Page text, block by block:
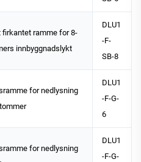
firkantet ramme for 8-
innbyggnadslykt
DLU1
-F-
SB-8
for nedlysning
DLU1
-F-G-
6
for nedlysning
DLU1
-F-G-